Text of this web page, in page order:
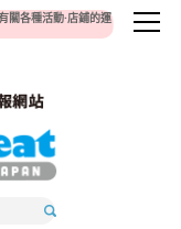
關各種活動·店鋪的運